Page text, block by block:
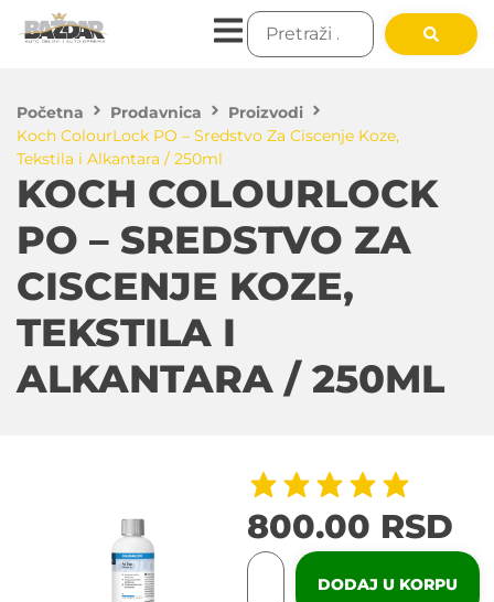
Početna Prodavnica
Proizvodi
Koch ColourLock PO – Sredstvo Za Ciscenje Koze,
Tekstila i Alkantara / 250ml
KOCH COLOURLOCK
PO – SREDSTVO ZA
CISCENJE KOZE,
TEKSTILA I
ALKANTARA / 250ML
800.00 RSD
DODAJ U KORPU